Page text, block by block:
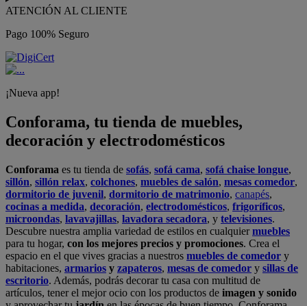
ATENCIÓN AL CLIENTE
Pago 100% Seguro
¡Nueva app!
Conforama, tu tienda de muebles,
decoración y electrodomésticos
Conforama es tu tienda de sofás, sofá cama, sofá chaise longue,
sillón, sillón relax, colchones, muebles de salón, mesas comedor,
dormitorio de juvenil, dormitorio de matrimonio, canapés,
cocinas a medida, decoración, electrodomésticos, frigoríficos,
microondas, lavavajillas, lavadora secadora, y televisiones.
Descubre nuestra amplia variedad de estilos en cualquiermuebles
para tu hogar, con los mejores precios y promociones. Crea el
espacio en el que vives gracias a nuestros muebles de comedor y
habitaciones, armarios y zapateros, mesas de comedor y sillas de
escritorio. Además, podrás decorar tu casa con multitud de
artículos, tener el mejor ocio con los productos de imagen y sonido